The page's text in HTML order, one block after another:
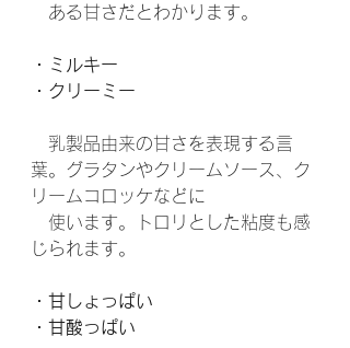
ある甘さだとわかります。
・ミルキー
・クリーミー
乳製品由来の甘さを表現する言
葉。グラタンやクリームソース、ク
リームコロッケなどに
使います。トロリとした粘度も感
じられます。
・甘しょっぱい
・甘酸っぱい